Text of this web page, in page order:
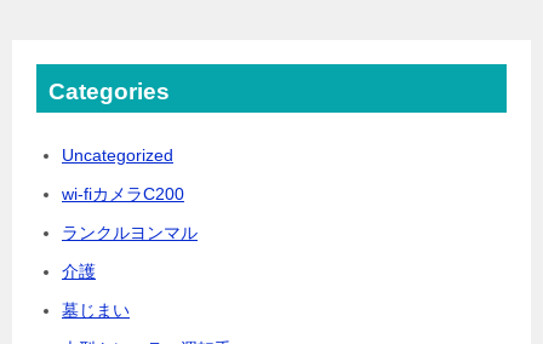
Categories
Uncategorized
wi-fiカメラC200
ランクルヨンマル
介護
墓じまい